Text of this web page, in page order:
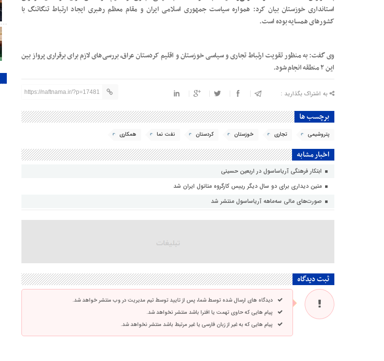
استانداری خوزستان بیان کرد: همواره سیاست جمهوری اسلامی ایران و مقام معظم رهبری ایجاد ارتباط تنگاتنگ با
کشورهای همسایه بوده است.
وی گفت: به منظور تقویت ارتباط تجاری و سیاسی خوزستان و اقلیم کردستان عراق، بررسی‌های لازم برای برقراری پرواز بین
این ۲ منطقه انجام شود.
به اشتراک بگذارید : https://naftnama.ir/?p=17481
برچسب ها
پتروشیمی تجاری خوزستان کردستان نفت نما همکاری
اخبار مشابه
ابتکار فرهنگی آریاساسول در اربعین حسینی
متین دیداری برای دو سال دیگر رییس کارگروه متانول ایران شد
صورت‌های مالی سه‌ماهه آریاساسول منتشر شد
ثبت دیدگاه
دیدگاه های ارسال شده توسط شما، پس از تایید توسط تیم مدیریت در وب منتشر خواهد شد.
پیام هایی که حاوی تهمت یا افترا باشد منتشر نخواهد شد.
پیام هایی که به غیر از زبان فارسی یا غیر مرتبط باشد منتشر نخواهد شد.